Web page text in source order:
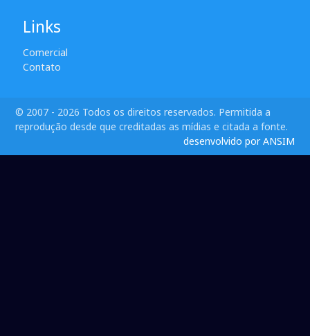
Links
Comercial
Contato
© 2007 - 2026 Todos os direitos reservados. Permitida a
reprodução desde que creditadas as mídias e citada a fonte.
desenvolvido por ANSIM